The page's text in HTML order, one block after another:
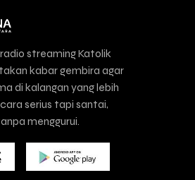
streaming Katolik
kabar gembira agar
di kalangan yang lebih
serius tapi santai,
menggurui.